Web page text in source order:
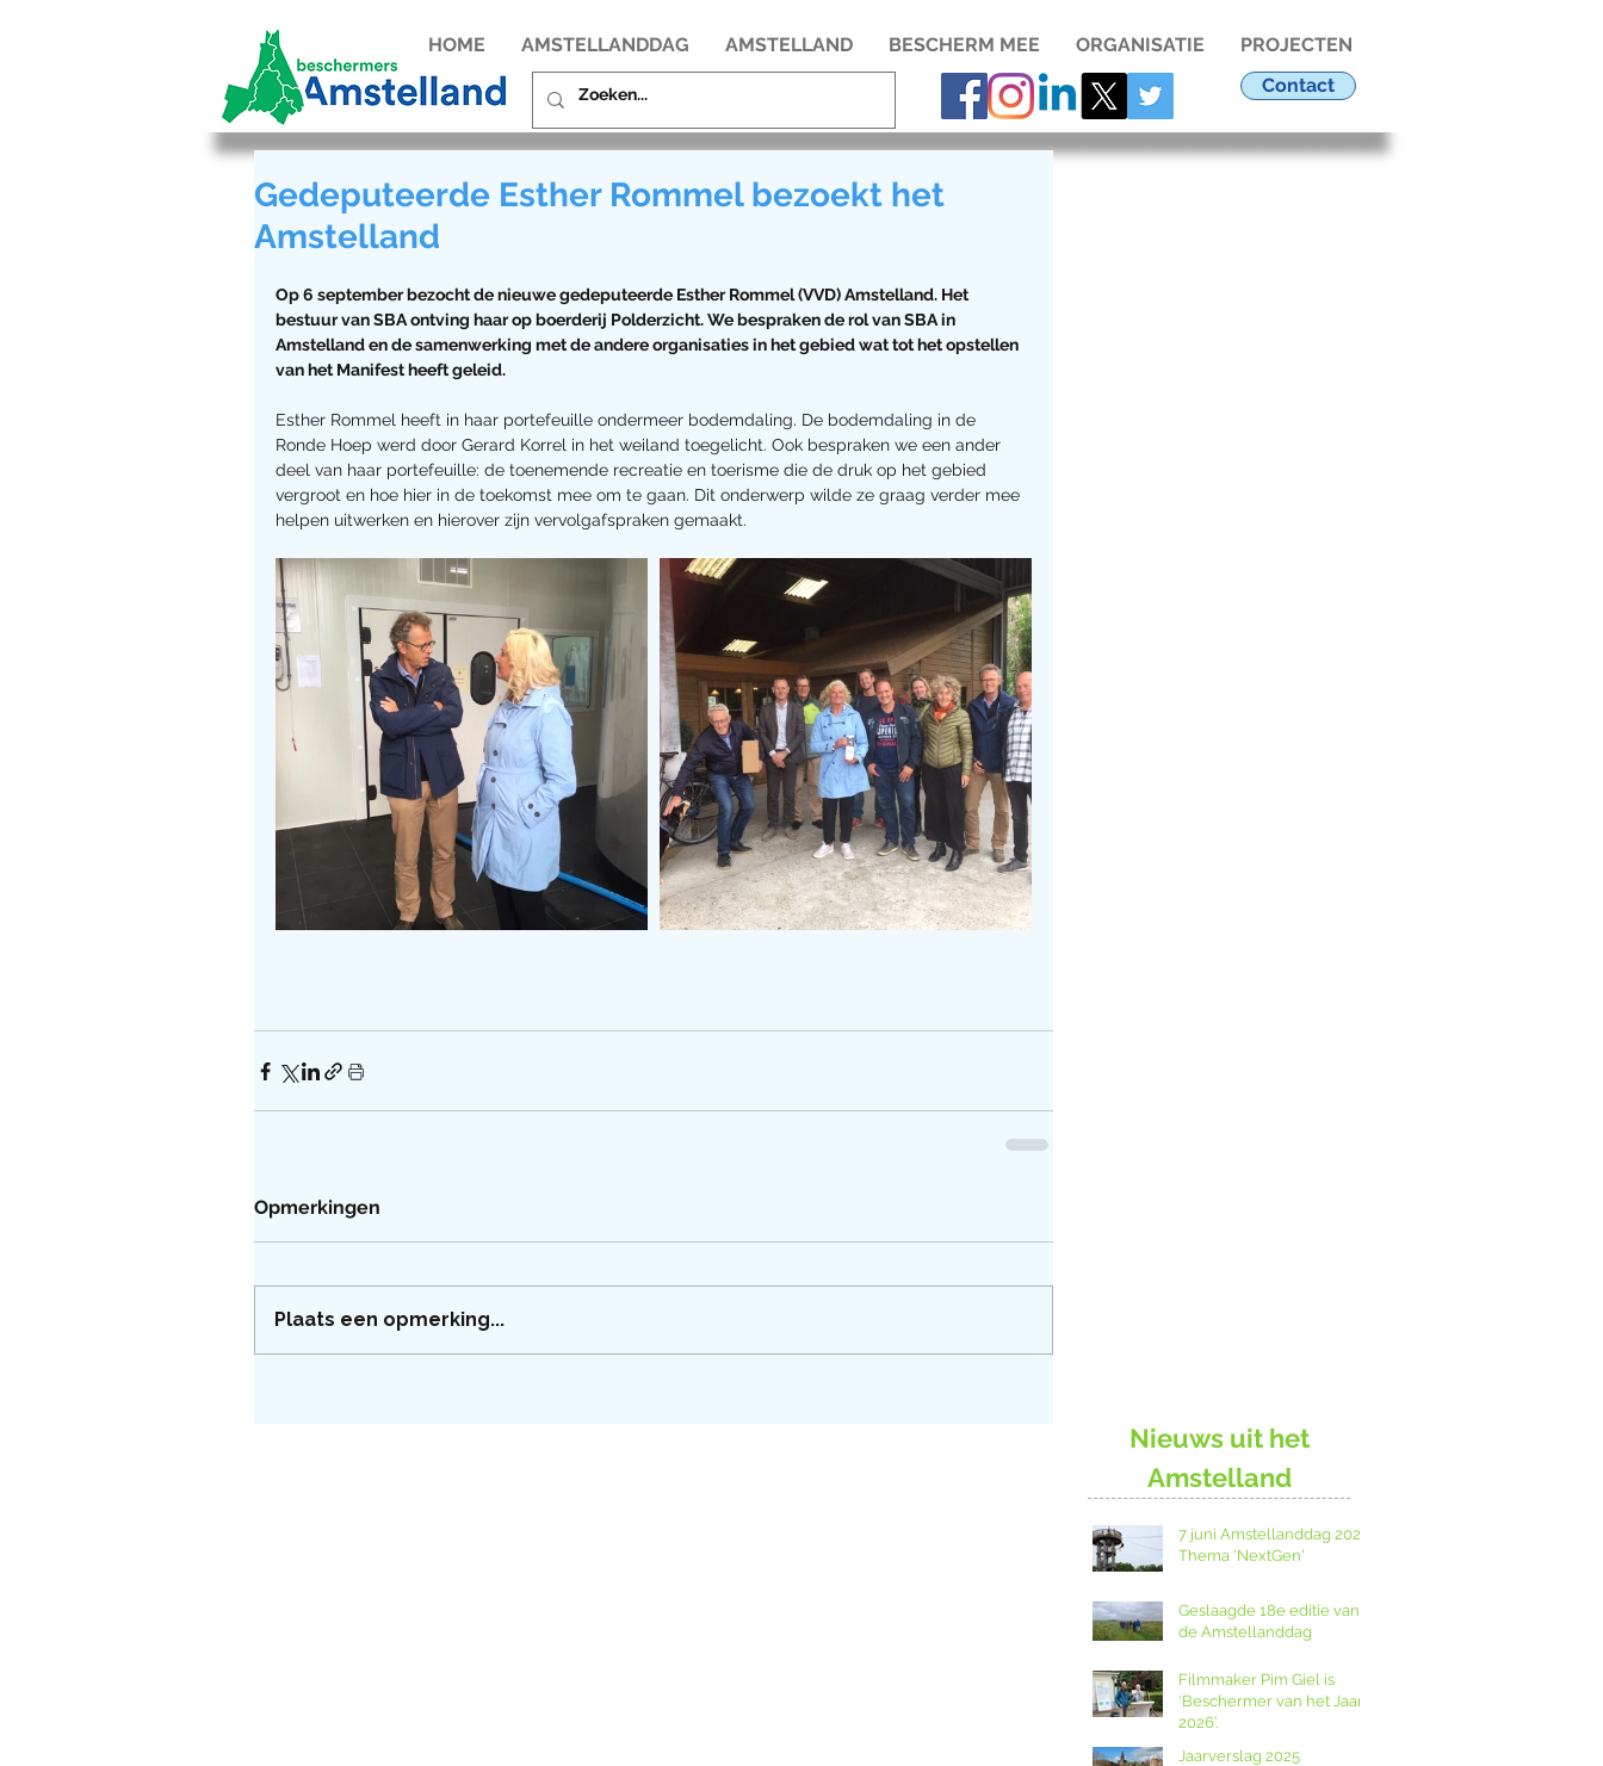
HOME AMSTELLANDDAG AMSTELLAND BESCHERM MEE ORGANISATIE
PROJECTEN
Contact
Gedeputeerde Esther Rommel bezoekt het
Amstelland
Op 6 september bezocht de nieuwe gedeputeerde Esther Rommel (VVD) Amstelland. Het
bestuur van SBA ontving haar op boerderij Polderzicht. We bespraken de rol van SBA in
Amstelland en de samenwerking met de andere organisaties in het gebied wat tot het opstellen
van het Manifest heeft geleid.
Esther Rommel heeft in haar portefeuille ondermeer bodemdaling. De bodemdaling in de
Ronde Hoep werd door Gerard Korrel in het weiland toegelicht. Ook bespraken we een ander
deel van haar portefeuille: de toenemende recreatie en toerisme die de druk op het gebied
vergroot en hoe hier in de toekomst mee om te gaan. Dit onderwerp wilde ze graag verder mee
helpen uitwerken en hierover zijn vervolgafspraken gemaakt.
Opmerkingen
Plaats een opmerking...
Nieuws uit het
Amstelland
7 juni Amstellanddag 2026:
Thema 'NextGen'
Geslaagde 18e editie van
de Amstellanddag
Filmmaker Pim Giel is
‘Beschermer van het Jaar
2026’.
Jaarverslag 2025